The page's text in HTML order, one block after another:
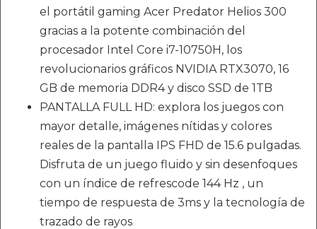
el portátil gaming Acer Predator Helios 300
gracias a la potente combinación del
procesador Intel Core i7-10750H, los
revolucionarios gráficos NVIDIA RTX3070, 16
GB de memoria DDR4 y disco SSD de 1TB
PANTALLA FULL HD: explora los juegos con
mayor detalle, imágenes nítidas y colores
reales de la pantalla IPS FHD de 15.6 pulgadas.
Disfruta de un juego fluido y sin desenfoques
con un índice de refrescode 144 Hz , un
tiempo de respuesta de 3ms y la tecnología de
trazado de rayos